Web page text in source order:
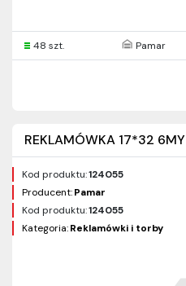
48 szt. Pamar
REKLAMÓWKA 17*32
Kod produktu:124055
Producent:Pamar
Kod produktu:124055
Kategoria:Reklamówki i torby